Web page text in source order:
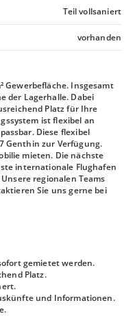
Teil vollsaniert
vorhanden
Gewerbefläche. Insgesamt
der Lagerhalle. Dabei
Platz für Ihre
ist flexibel an
Diese flexibel
Genthin zur Verfügung.
mieten. Die nächste
internationale Flughafen
regionalen Teams
Sie uns gerne bei
gemietet werden.
Platz.
und Informationen.